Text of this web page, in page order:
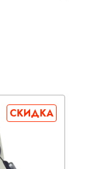
СКИДКА